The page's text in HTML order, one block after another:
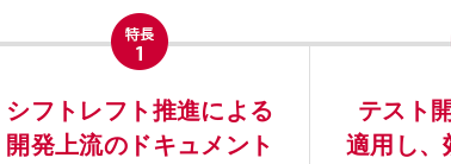
シフトレフト推進による
開発上流のドキュメント
テスト
適用し、